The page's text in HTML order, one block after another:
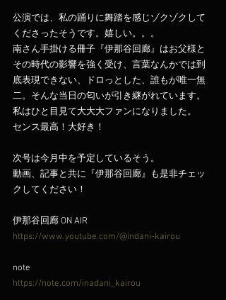
公演では、私の踊りに舞踏を感じゾクゾクして
くださったそうです。嬉しい。。。
南さん手掛ける冊子『伊那谷回廊』はお父様と
その時代の影響を強く受け、言葉なんかでは到
底表現できない、ドロっとした、誰もが唯一無
二。そんな当日の匂いが引き継がれています。
私はひと目見て大大大ファンになりました。
センス最高！大好き！
次号は今月中を予定しているそう。
動画、記事と共に『伊那谷回廊』も是非チェッ
クしてください！
伊那谷回廊 ON AIR
https://www.youtube.com/@indani-kairou
note
https://note.com/inadani_kairou